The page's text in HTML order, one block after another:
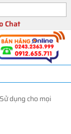
Chat
dụng cho mọi